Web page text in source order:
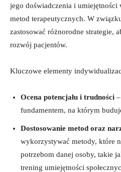
jego doświadczenia i umiejętności
metod terapeutycznych. W
zastosować różnorodne strategie,
rozwój pacjentów.
Kluczowe elementy
Ocena potencjału i trudności
fundamentem, na którym
Dostosowanie metod oraz
wykorzystywać metody, które
potrzebom danej osoby, takie
trening umiejętności